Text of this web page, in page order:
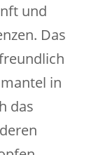
und
Das
in
das